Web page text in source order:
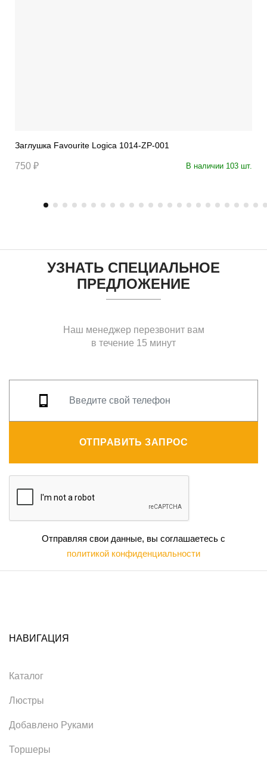
Заглушка Favourite Logica 1014-ZP-001
750 ₽ В наличии 103 шт.
УЗНАТЬ СПЕЦИАЛЬНОЕ
ПРЕДЛОЖЕНИЕ
Наш менеджер перезвонит вам
в течение 15 минут
ОТПРАВИТЬ ЗАПРОС
Отправляя свои данные, вы соглашаетесь с
политикой конфиденциальности
НАВИГАЦИЯ
Каталог
Люстры
Добавлено Руками
Торшеры